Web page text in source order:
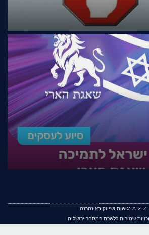
A-2-Z נגישות ושיווק באינטרנט
שמורות ללשכת המסחר ירושלים